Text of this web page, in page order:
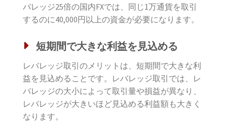
バレッジ25倍の国内FXでは、同じ1万通貨を取引
するのに40,000円以上の資金が必要になります。
短期間で大きな利益を見込める
レバレッジ取引のメリットは、短期間で大きな利
益を見込めることです。レバレッジ取引では、レ
バレッジの大小によって取引量や損益が異なり、
レバレッジが大きいほど見込める利益額も大きく
なります。